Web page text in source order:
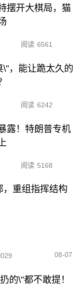
摆开大棋局，猫
阅读 6561
\"，能让跪太久的
阅读 6242
露！特朗普专机
阅读 5168
重组指挥结构
08-07
的\"都不敢提！